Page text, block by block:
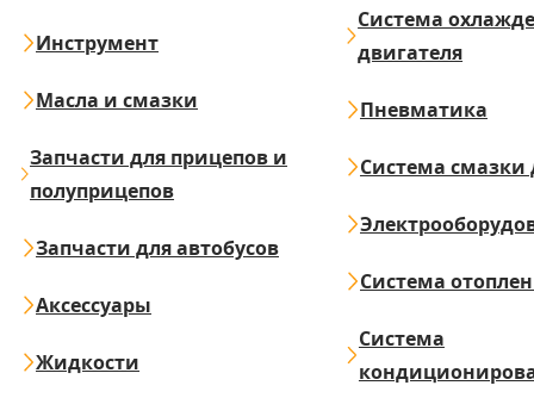
Инструмент
Масла и смазки
Запчасти для прицепов и
полуприцепов
Запчасти для автобусов
Аксессуары
Жидкости
Система
двигателя
Пневматика
Система смазки
Система
Система